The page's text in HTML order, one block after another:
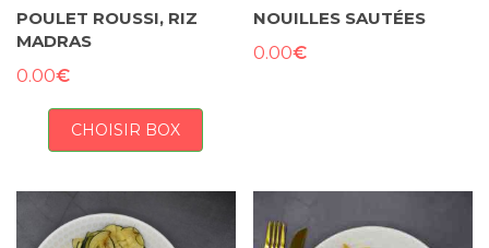
POULET ROUSSI, RIZ
MADRAS
0.00€
CHOISIR BOX
NOUILLES SAUTÉES
0.00€